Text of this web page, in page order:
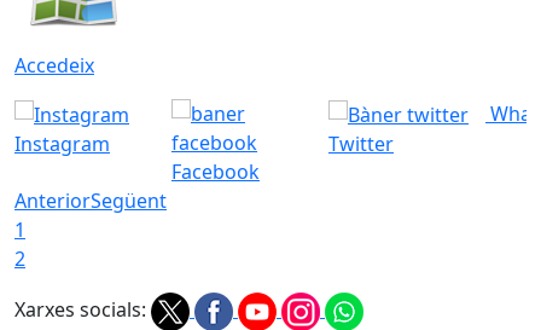
Accedeix
Instagram
Facebook
Twitter
AnteriorSegüent
1
2
Xarxes socials: